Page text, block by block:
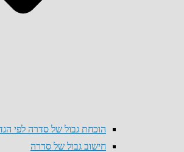
הוכחת גבול של סדרה לפי
חישוב גבול של סדרה